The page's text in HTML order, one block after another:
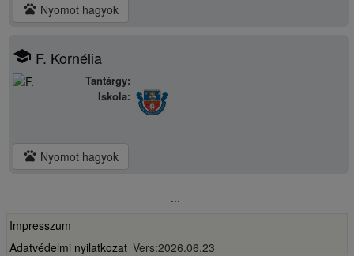
pets Nyomot hagyok
school F. Kornélia
Tantárgy:
Iskola:
pets Nyomot hagyok
...
Impresszum
Adatvédelmi nyilatkozat Vers:2026.06.23